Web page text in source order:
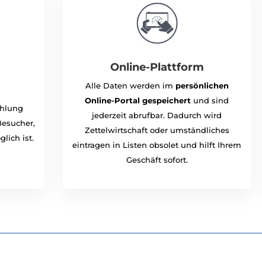
ist.
Online-Plattform
Alle Daten werden im persönlichen
Online-Portal gespeichert und sind
jederzeit abrufbar. Dadurch wird
Zettelwirtschaft oder umständliches
eintragen in Listen obsolet und hilft Ihrem
Geschäft sofort.